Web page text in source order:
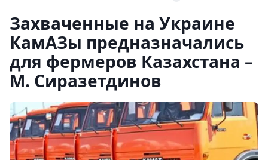
Захваченные на Украине
КамАЗы предназначались
для фермеров Казахстана –
М. Сиразетдинов